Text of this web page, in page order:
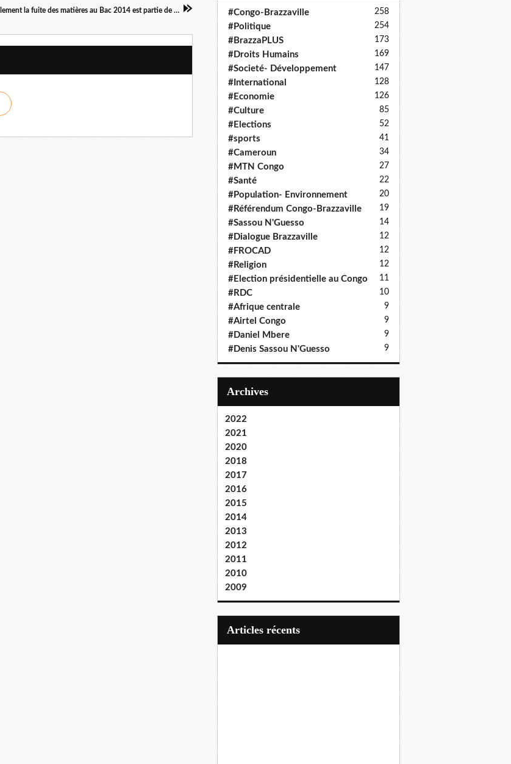
Finalement la fuite des matières au Bac 2014 est partie de Kimongo! #Congo-Brazzaville 258
#Politique 254
#BrazzaPLUS 173
#Droits Humains 169
#Societé- Développement 147
#International 128
#Economie 126
#Culture 85
#Elections 52
#sports 41
#Cameroun 34
#MTN Congo 27
#Santé 22
#Population- Environnement 20
#Référendum Congo-Brazzaville 19
#Sassou N'Guesso 14
#Dialogue Brazzaville 12
#FROCAD 12
#Religion 12
#Election présidentielle au Congo 11
#RDC 10
#Afrique centrale 9
#Airtel Congo 9
#Daniel Mbere 9
#Denis Sassou N'Guesso 9
Archives
2022
2021
2020
2018
2017
2016
2015
2014
2013
2012
2011
2010
2009
articles récents